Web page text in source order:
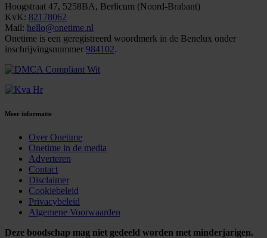
Hoogstraat 47, 5258BA, Berlicum (Noord-Brabant)
KvK: 82178062
Mail: hello@onetime.nl
Onetime is een geregistreerd woordmerk in de Benelux onder
inschrijvingsnummer 984102.
Meer informatie
Over Onetime
Onetime in de media
Adverteren
Contact
Disclaimer
Cookiebeleid
Privacybeleid
Algemene Voorwaarden
Deze boodschap mag niet gedeeld worden met minderjarigen.